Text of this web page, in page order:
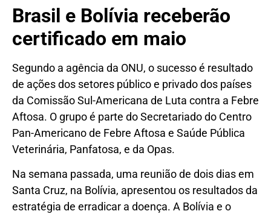
Brasil e Bolívia receberão
certificado em maio
Segundo a agência da ONU, o sucesso é resultado
de ações dos setores público e privado dos países
da Comissão Sul-Americana de Luta contra a Febre
Aftosa. O grupo é parte do Secretariado do Centro
Pan-Americano de Febre Aftosa e Saúde Pública
Veterinária, Panfatosa, e da Opas.
Na semana passada, uma reunião de dois dias em
Santa Cruz, na Bolívia, apresentou os resultados da
estratégia de erradicar a doença. A Bolívia e o